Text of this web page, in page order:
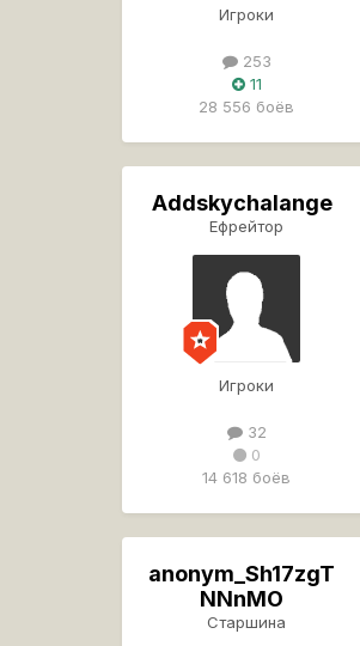
Игроки
253
11
28 556 боёв
Addskychalange
Ефрейтор
Игроки
32
0
14 618 боёв
anonym_Sh17zgT
NNnMO
Старшина